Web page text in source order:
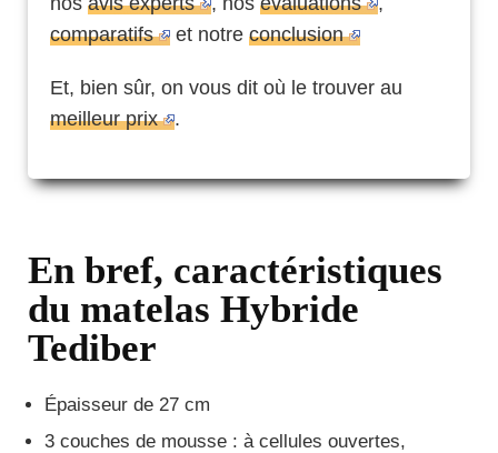
comparatifs
et notre conclusion
Et, bien sûr, on vous dit où le trouver au
meilleur prix
.
En bref, caractéristiques
du matelas Hybride
Tediber
Épaisseur de 27 cm
3 couches de mousse : à cellules ouvertes,